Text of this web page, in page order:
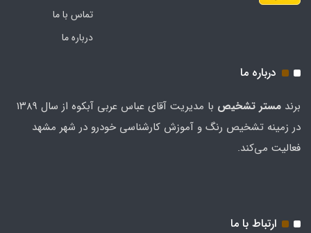
تماس با ما
درباره ما
درباره ما
برند مستر تشخيص
با مدیریت آقای عباس عربی آبکوه از سال ۱۳۸۹
در زمینه تشخیص رنگ و آموزش کارشناسی خودرو در شهر مشهد
فعالیت می‌کند.
ارتباط با ما